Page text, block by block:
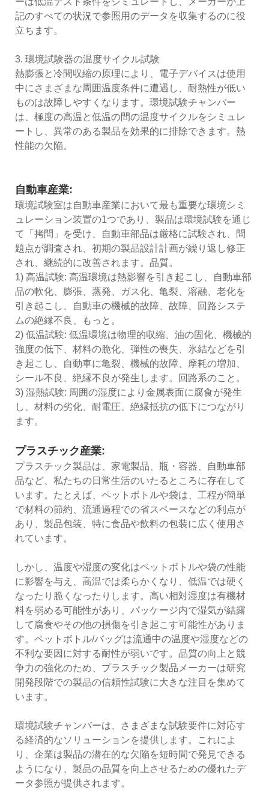
記のすべての状況で参照用のデータを収集するのに役
立ちます。
3. 環境試験器の温度サイクル試験
熱膨張と冷間収縮の原理により、電子デバイスは使用
中にさまざまな周囲温度条件に遭遇し、耐熱性が低い
ものは故障しやすくなります。環境試験チャンバー
は、極度の高温と低温の間の温度サイクルをシミュレ
ートし、異常のある製品を効果的に排除できます。熱
性能の欠陥。
自動車産業:
環境試験室は自動車産業において最も重要な環境シミ
ュレーション装置の1つであり、製品は環境試験を通じ
て「拷問」を受け、自動車部品は厳格に試験され、問
題点が調査され、初期の製品設計計画が繰り返し修正
され、継続的に改善されます。品質。
1) 高温試験: 高温環境は熱影響を引き起こし、自動車部
品の軟化、膨張、蒸発、ガス化、亀裂、溶融、老化を
引き起こし、自動車の機械的故障、故障、回路システ
ムの絶縁不良、もっと。
2) 低温試験: 低温環境は物理的収縮、油の固化、機械的
強度の低下、材料の脆化、弾性の喪失、氷結などを引
き起こし、自動車に亀裂、機械的故障、摩耗の増加、
シール不良、絶縁不良が発生します。回路系のこと。
3) 湿熱試験: 周囲の湿度により金属表面に腐食が発生
し、材料の劣化、耐電圧、絶縁抵抗の低下につながり
ます。
プラスチック産業:
プラスチック製品は、家電製品、瓶・容器、自動車部
品など、私たちの日常生活のいたるところに存在して
います。たとえば、ペットボトルや袋は、工程が簡単
で材料の節約、流通過程での省スペースなどの利点が
あり、製品包装、特に食品や飲料の包装に広く使用さ
れています。
しかし、温度や湿度の変化はペットボトルや袋の性能
に影響を与え、高温では柔らかくなり、低温では硬く
なったり脆くなったりします。高い相対湿度は有機材
料を弱める可能性があり、パッケージ内で湿気が結露
して腐食やその他の損傷を引き起こす可能性がありま
す。ペットボトル/バッグは流通中の温度や湿度などの
不利な要因に対する耐性が弱いです。品質の向上と競
争力の強化のため、プラスチック製品メーカーは研究
開発段階での製品の信頼性試験に大きな注目を集めて
います。
環境試験チャンバーは、さまざまな試験要件に対応す
る経済的なソリューションを提供します。これによ
り、企業は製品の潜在的な欠陥を短時間で発見できる
ようになり、製品の品質を向上させるための優れたデ
ータ参照が提供されます。